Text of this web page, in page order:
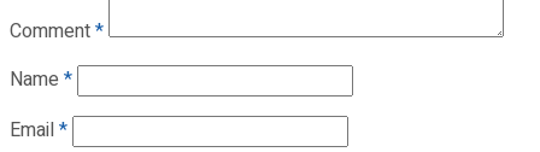
Comment*
Name *
Email*